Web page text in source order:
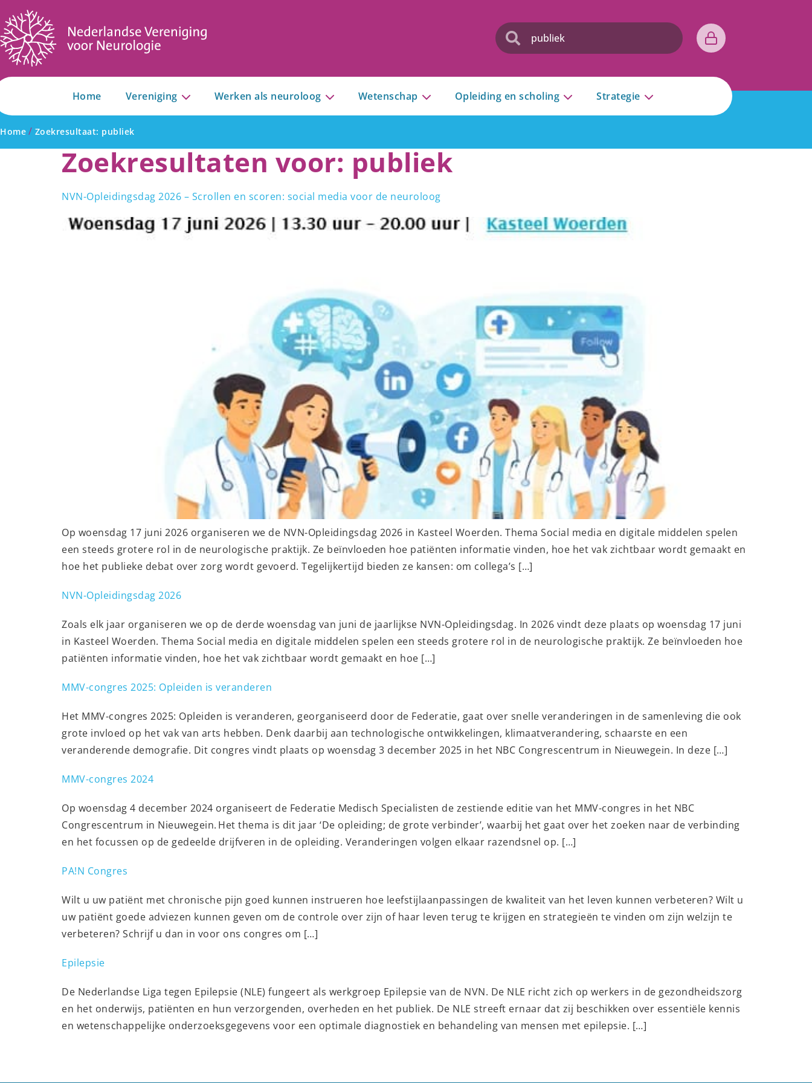
Home Vereniging Werken als neuroloog Wetenschap Opleiding en scholing Strategie
Home / Zoekresultaat: publiek
Zoekresultaten voor: publiek
NVN-Opleidingsdag 2026 – Scrollen en scoren: social media voor de neuroloog
Op woensdag 17 juni 2026 organiseren we de NVN-Opleidingsdag 2026 in Kasteel Woerden. Thema Social media en digitale middelen spelen
een steeds grotere rol in de neurologische praktijk. Ze beïnvloeden hoe patiënten informatie vinden, hoe het vak zichtbaar wordt gemaakt en
hoe het publieke debat over zorg wordt gevoerd. Tegelijkertijd bieden ze kansen: om collega’s […]
NVN-Opleidingsdag 2026
Zoals elk jaar organiseren we op de derde woensdag van juni de jaarlijkse NVN-Opleidingsdag. In 2026 vindt deze plaats op woensdag 17 juni
in Kasteel Woerden. Thema Social media en digitale middelen spelen een steeds grotere rol in de neurologische praktijk. Ze beïnvloeden hoe
patiënten informatie vinden, hoe het vak zichtbaar wordt gemaakt en hoe […]
MMV-congres 2025: Opleiden is veranderen
Het MMV-congres 2025: Opleiden is veranderen, georganiseerd door de Federatie, gaat over snelle veranderingen in de samenleving die ook
grote invloed op het vak van arts hebben. Denk daarbij aan technologische ontwikkelingen, klimaatverandering, schaarste en een
veranderende demografie. Dit congres vindt plaats op woensdag 3 december 2025 in het NBC Congrescentrum in Nieuwegein. In deze […]
MMV-congres 2024
Op woensdag 4 december 2024 organiseert de Federatie Medisch Specialisten de zestiende editie van het MMV-congres in het NBC
Congrescentrum in Nieuwegein. Het thema is dit jaar ‘De opleiding; de grote verbinder’, waarbij het gaat over het zoeken naar de verbinding
en het focussen op de gedeelde drijfveren in de opleiding. Veranderingen volgen elkaar razendsnel op. […]
PA!N Congres
Wilt u uw patiënt met chronische pijn goed kunnen instrueren hoe leefstijlaanpassingen de kwaliteit van het leven kunnen verbeteren? Wilt u
uw patiënt goede adviezen kunnen geven om de controle over zijn of haar leven terug te krijgen en strategieën te vinden om zijn welzijn te
verbeteren? Schrijf u dan in voor ons congres om […]
Epilepsie
De Nederlandse Liga tegen Epilepsie (NLE) fungeert als werkgroep Epilepsie van de NVN. De NLE richt zich op werkers in de gezondheidszorg
en het onderwijs, patiënten en hun verzorgenden, overheden en het publiek. De NLE streeft ernaar dat zij beschikken over essentiële kennis
en wetenschappelijke onderzoeksgegevens voor een optimale diagnostiek en behandeling van mensen met epilepsie. […]